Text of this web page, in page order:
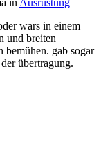
in Ausrüstung
wars in einem
und breiten
gab sogar
übertragung.